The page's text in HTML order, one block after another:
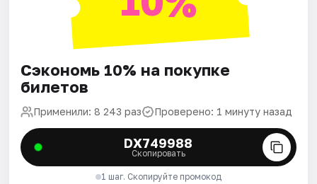
Сэкономь 10% на покупке
билетов
Применили: 8 243 раз Проверено: 1 минуту назад
DX749988
Скопировать
1 шаг. Скопируйте промокод